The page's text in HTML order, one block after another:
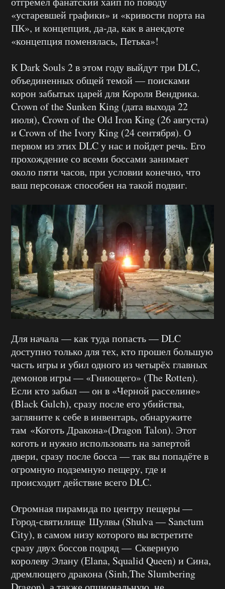
«устаревшей графики» и «кривости порта на
ПК», и концепция, да-да, как в анекдоте
«концепция поменялась, Петька»!
К Dark Souls 2 в этом году выйдут три DLC,
объединенных общей темой — поисками
корон забытых царей для Короля Вендрика.
Crown of the Sunken King (дата выхода 22
июля), Crown of the Old Iron King (26 августа)
и Crown of the Ivory King (24 сентября). О
первом из этих DLC у нас и пойдет речь. Его
прохождение со всеми боссами занимает
около пяти часов, при условии конечно, что
ваш персонаж способен на такой подвиг.
Для начала — как туда попасть — DLC
доступно только для тех, кто прошел большую
часть игры и убил одного из четырёх главных
демонов игры — «Гниющего» (The Rotten).
Если кто забыл — он в «Черной расселине»
(Black Gulch), сразу после его убийства,
загляните к себе в инвентарь, обнаружите
там «Коготь Дракона»(Dragon Talon). Этот
коготь и нужно использовать на запертой
двери, сразу после босса — так вы попадёте в
огромную подземную пещеру, где и
происходит действие всего DLC.
Огромная пирамида по центру пещеры —
Город-святилище Шулвы (Shulva — Sanctum
City), в самом низу которого вы встретите
сразу двух боссов подряд — Скверную
королеву Элану (Elana, Squalid Queen) и Сина,
дремлющего дракона (Sinh,The Slumbering